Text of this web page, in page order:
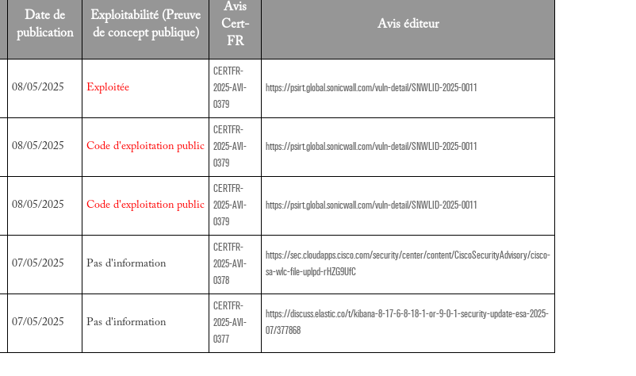
Date de
publication
Exploitabilité (Preuve
de concept publique)
Avis
Cert-
FR
Avis éditeur
08/05/2025 Exploitée
CERTFR-
2025-AVI-
0379
https://psirt.global.sonicwall.com/vuln-detail/SNWLID-2025-0011
08/05/2025 Code d'exploitation public
CERTFR-
2025-AVI-
0379
https://psirt.global.sonicwall.com/vuln-detail/SNWLID-2025-0011
08/05/2025 Code d'exploitation public
CERTFR-
2025-AVI-
0379
https://psirt.global.sonicwall.com/vuln-detail/SNWLID-2025-0011
07/05/2025 Pas d'information
CERTFR-
2025-AVI-
0378
https://sec.cloudapps.cisco.com/security/center/content/CiscoSecurityAdvisory/cisco-
sa-wlc-file-uplpd-rHZG9UfC
07/05/2025 Pas d'information
CERTFR-
2025-AVI-
0377
https://discuss.elastic.co/t/kibana-8-17-6-8-18-1-or-9-0-1-security-update-esa-2025-
07/377868